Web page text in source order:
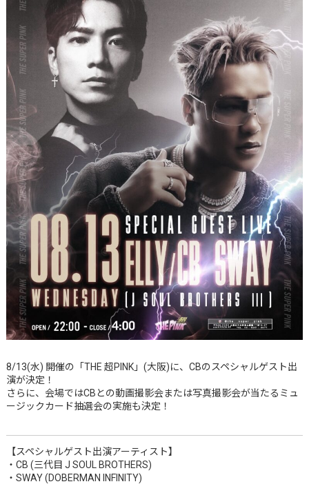
8/13(水) 開催の「THE 超PINK」(大阪)に、CBのスペシャルゲスト出
演が決定！
さらに、会場ではCBとの動画撮影会または写真撮影会が当たるミュ
ージックカード抽選会の実施も決定！
【スペシャルゲスト出演アーティスト】
・CB (三代目 J SOUL BROTHERS)
・SWAY (DOBERMAN INFINITY)